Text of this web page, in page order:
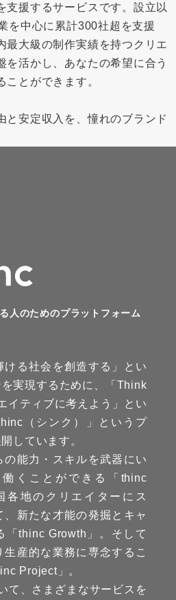
支援するサービスです。設立以
を中心に累計300社超を支援
最大級の制作実績を持つクリエ
を活かし、あなたの希望に合う
とができます。
と安定収入を、憧れのブランド
人のためのプラットフォーム
ける社会を創造する」とい
実現するために、「Think
イティブに考えよう」とい
（シンク）」というプ
しています。
の能力・スキルを武器にい
くことができる「thinc
各地のクリエイターにス
、新たな才能の発掘とキャ
「thinc Growth」。そして
産的な業務に専念するこ
Project」。
て、さまざまなサービスを